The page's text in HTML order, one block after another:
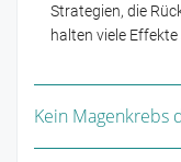
Strategien, die
halten viele
Kein Magenkrebs